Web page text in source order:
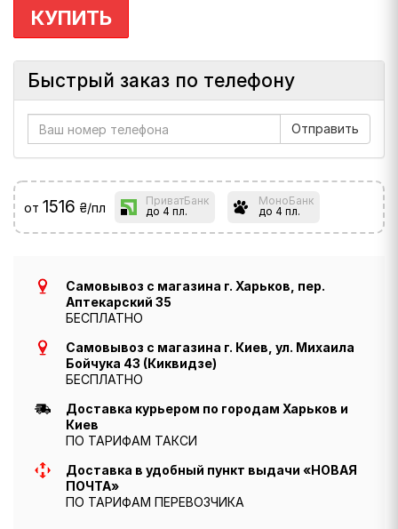
КУПИТЬ
Быстрый заказ по телефону
от 1516 ₴/пл
ПриватБанк
до 4 пл.
МоноБанк
до 4 пл.
Самовывоз с магазина г. Харьков, пер.
Аптекарский 35
БЕСПЛАТНО
Самовывоз с магазина г. Киев, ул. Михаила
Бойчука 43 (Киквидзе)
БЕСПЛАТНО
Доставка курьером по городам Харьков и
Киев
ПО ТАРИФАМ ТАКСИ
Доставка в удобный пункт выдачи «НОВАЯ
ПОЧТА»
ПО ТАРИФАМ ПЕРЕВОЗЧИКА